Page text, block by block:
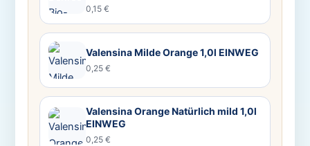
0,15 €
Valensina Milde Orange 1,0l EINWEG
0,25 €
Valensina Orange Natürlich mild 1,0l
EINWEG
0,25 €